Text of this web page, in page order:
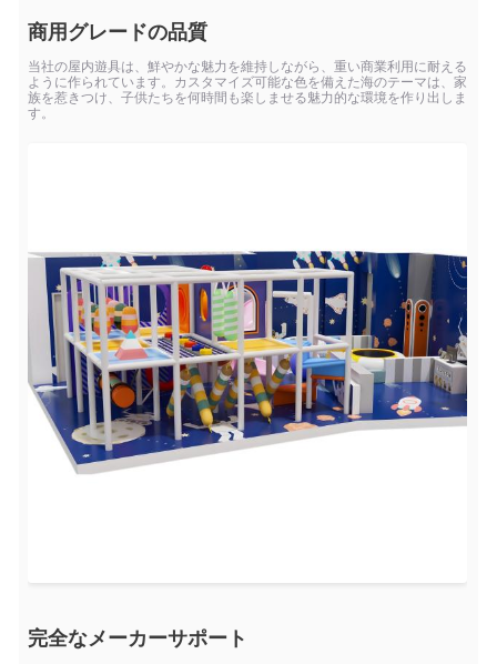
商用グレードの品質
当社の屋内遊具は、鮮やかな魅力を維持しながら、重い商業利用に耐える
ように作られています。カスタマイズ可能な色を備えた海のテーマは、家
族を惹きつけ、子供たちを何時間も楽しませる魅力的な環境を作り出しま
す。
完全なメーカーサポート